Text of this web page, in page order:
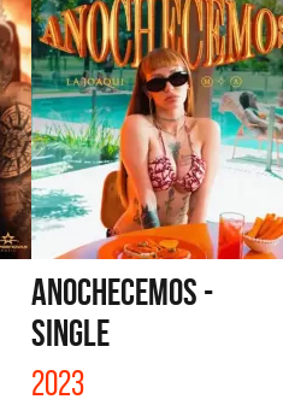
ANOCHECEMOS -
SINGLE
2023